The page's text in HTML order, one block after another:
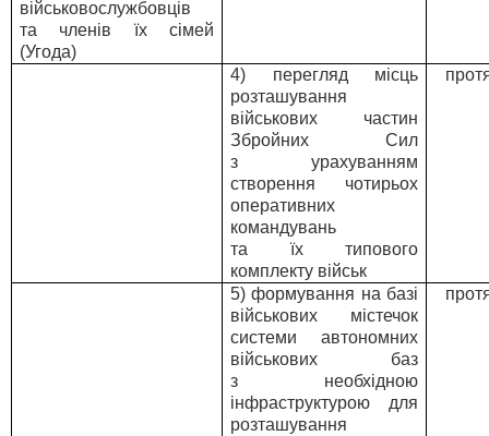
військовослужбовців
та членів їх сімей
(Угода)
4) перегляд місць
розташування
військових частин
Збройних Сил
з урахуванням
створення чотирьох
оперативних
командувань
та їх типового
комплекту військ
5) формування на базі
військових містечок
системи автономних
військових баз
з необхідною
інфраструктурою для
розташування